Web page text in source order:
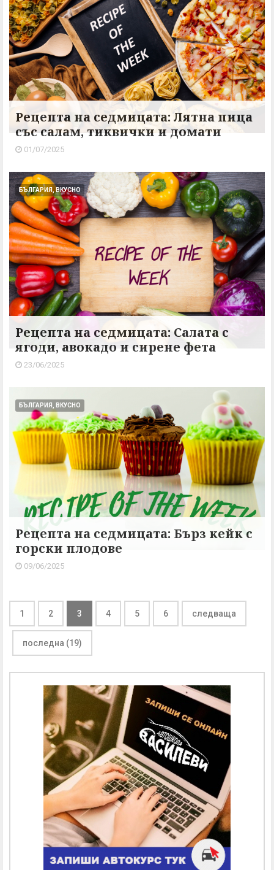
Рецепта на седмицата: Лятна пица
със салам, тиквички и домати
01/07/2025
БЪЛГАРИЯ, ВКУСНО
Рецепта на седмицата: Салата с
ягоди, авокадо и сирене фета
23/06/2025
БЪЛГАРИЯ, ВКУСНО
Рецепта на седмицата: Бърз кейк с
горски плодове
09/06/2025
1 2 3 4 5 6 следваща
последна (19)